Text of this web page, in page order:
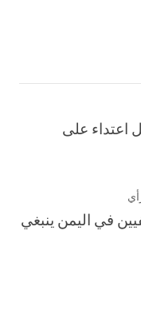
اعتداء على
في اليمن ينبغي